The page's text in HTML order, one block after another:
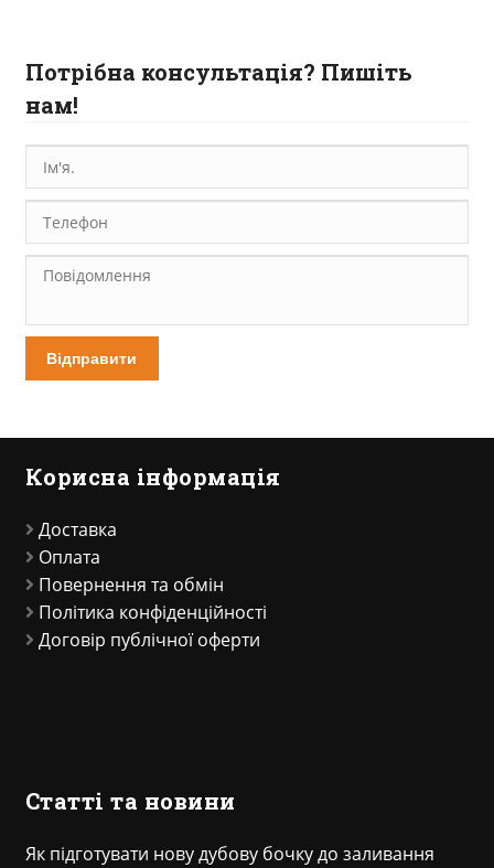
Потрібна консультація? Пишіть
нам!
Відправити
Корисна інформація
Доставка
Оплата
Повернення та обмін
Політика конфіденційності
Договір публічної оферти
Статті та новини
Як підготувати нову дубову бочку до заливання